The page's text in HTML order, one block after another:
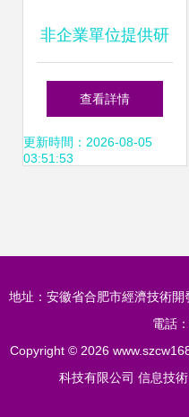
非企業單位提供研
發、技術及咨詢服
務適用簡易計稅方
查看詳情
更新時間：2026-08-05
03:51:53
地址：安徽省合肥市經濟技術
電話
Copyright © 2026
科技有限公司 信息技